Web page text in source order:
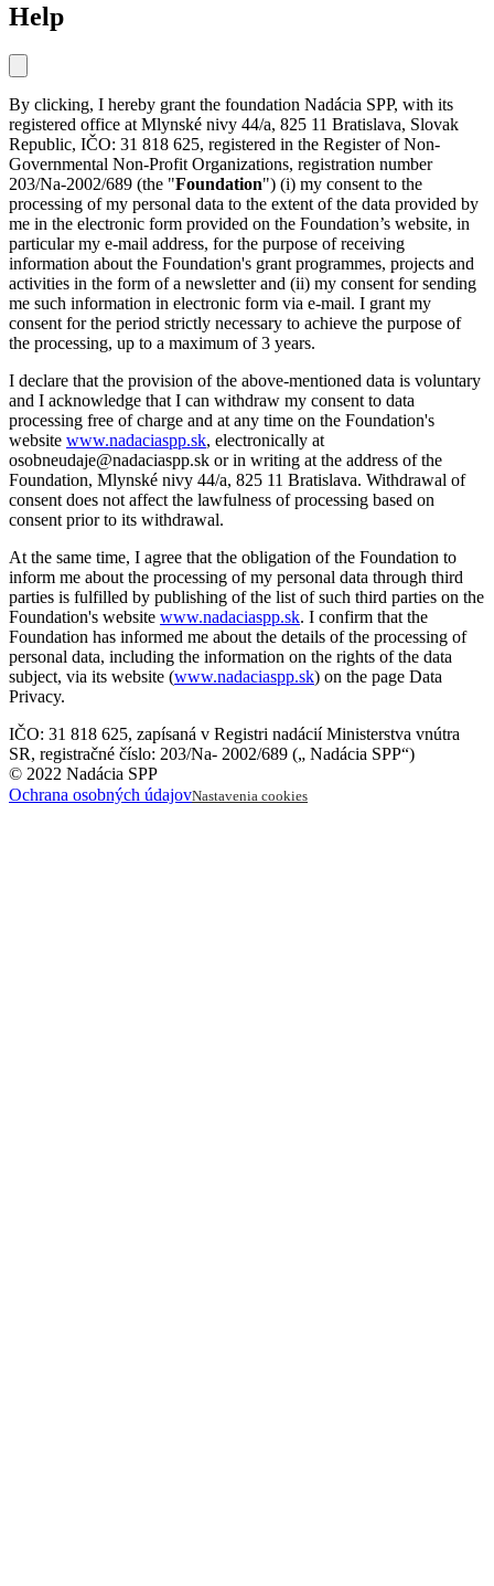
Help
By clicking, I hereby grant the foundation Nadácia SPP, with its
registered office at Mlynské nivy 44/a, 825 11 Bratislava, Slovak
Republic, IČO: 31 818 625, registered in the Register of Non-
Governmental Non-Profit Organizations, registration number
203/Na-2002/689 (the "Foundation") (i) my consent to the
processing of my personal data to the extent of the data provided by
me in the electronic form provided on the Foundation’s website, in
particular my e-mail address, for the purpose of receiving
information about the Foundation's grant programmes, projects and
activities in the form of a newsletter and (ii) my consent for sending
me such information in electronic form via e-mail. I grant my
consent for the period strictly necessary to achieve the purpose of
the processing, up to a maximum of 3 years.
I declare that the provision of the above-mentioned data is voluntary
and I acknowledge that I can withdraw my consent to data
processing free of charge and at any time on the Foundation's
website www.nadaciaspp.sk, electronically at
osobneudaje@nadaciaspp.sk or in writing at the address of the
Foundation, Mlynské nivy 44/a, 825 11 Bratislava. Withdrawal of
consent does not affect the lawfulness of processing based on
consent prior to its withdrawal.
At the same time, I agree that the obligation of the Foundation to
inform me about the processing of my personal data through third
parties is fulfilled by publishing of the list of such third parties on the
Foundation's website www.nadaciaspp.sk. I confirm that the
Foundation has informed me about the details of the processing of
personal data, including the information on the rights of the data
subject, via its website (www.nadaciaspp.sk) on the page Data
Privacy.
IČO: 31 818 625, zapísaná v Registri nadácií Ministerstva vnútra
SR, registračné číslo: 203/Na- 2002/689 („ Nadácia SPP“)
© 2022 Nadácia SPP
Ochrana osobných údajovNastavenia cookies